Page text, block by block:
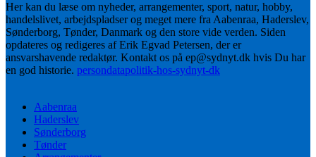
Her kan du læse om nyheder, arrangementer, sport, natur, hobby,
handelslivet, arbejdspladser og meget mere fra Aabenraa, Haderslev,
Sønderborg, Tønder, Danmark og den store vide verden. Siden
opdateres og redigeres af Erik Egvad Petersen, der er
ansvarshavende redaktør. Kontakt os på ep@sydnyt.dk hvis Du har
en god historie. persondatapolitik-hos-sydnyt-dk
Aabenraa
Haderslev
Sønderborg
Tønder